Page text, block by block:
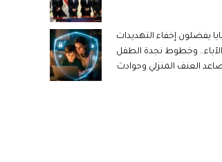
يفضلون إخفاء التهديدات
وخطوط نجدة الطفل
العنف المنزلي وحوادث